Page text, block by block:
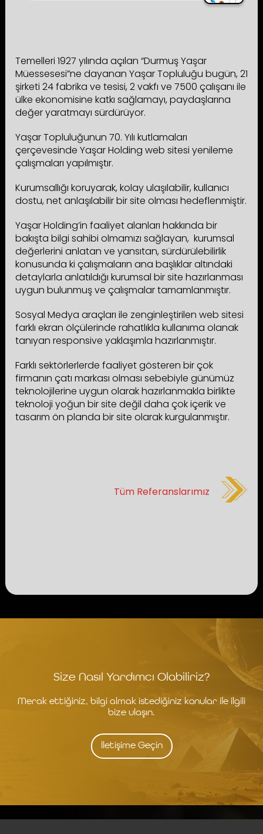
Temelleri 1927 yılında açılan “Durmuş Yaşar
Müessesesi”ne dayanan Yaşar Topluluğu bugün, 21
şirketi 24 fabrika ve tesisi, 2 vakfı ve 7500 çalışanı ile
ülke ekonomisine katkı sağlamayı, paydaşlarına
değer yaratmayı sürdürüyor.
Yaşar Topluluğunun 70. Yılı kutlamaları
çerçevesinde Yaşar Holding web sitesi yenileme
çalışmaları yapılmıştır.
Kurumsallığı koruyarak, kolay ulaşılabilir, kullanıcı
dostu, net anlaşılabilir bir site olması hedeflenmiştir.
Yaşar Holding’in faaliyet alanları hakkında bir
bakışta bilgi sahibi olmamızı sağlayan, kurumsal
değerlerini anlatan ve yansıtan, sürdürülebilirlik
konusunda ki çalışmaların ana başlıklar altındaki
detaylarla anlatıldığı kurumsal bir site hazırlanması
uygun bulunmuş ve çalışmalar tamamlanmıştır.
Sosyal Medya araçları ile zenginleştirilen web sitesi
farklı ekran ölçülerinde rahatlıkla kullanıma olanak
tanıyan responsive yaklaşımla hazırlanmıştır.
Farklı sektörlerlerde faaliyet gösteren bir çok
firmanın çatı markası olması sebebiyle günümüz
teknolojilerine uygun olarak hazırlanmakla birlikte
teknoloji yoğun bir site değil daha çok içerik ve
tasarım ön planda bir site olarak kurgulanmıştır.
Tüm Referanslarımız
Size Nasıl Yardımcı Olabiliriz?
Merak ettiğiniz, bilgi almak istediğiniz konular ile ilgili
bize ulaşın.
İletişime Geçin